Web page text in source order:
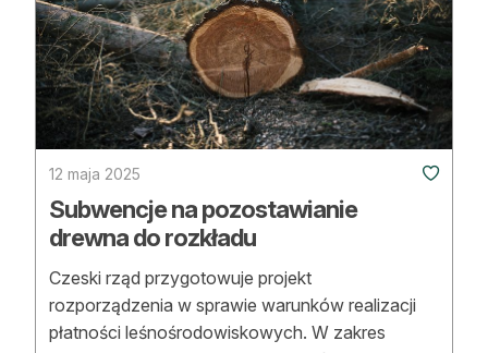
12 maja 2025
Subwencje na pozostawianie
drewna do rozkładu
Czeski rząd przygotowuje projekt
rozporządzenia w sprawie warunków realizacji
płatności leśnośrodowiskowych. W zakres